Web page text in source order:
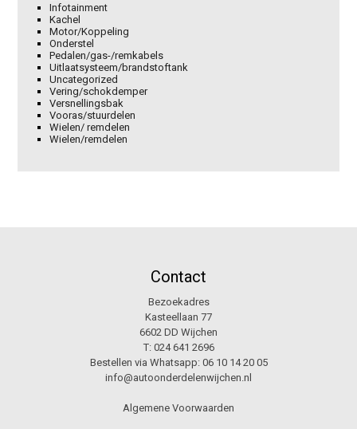
Infotainment
Kachel
Motor/Koppeling
Onderstel
Pedalen/gas-/remkabels
Uitlaatsysteem/brandstoftank
Uncategorized
Vering/schokdemper
Versnellingsbak
Vooras/stuurdelen
Wielen/ remdelen
Wielen/remdelen
Contact
Bezoekadres
Kasteellaan 77
6602 DD Wijchen
T: 024 641 2696
Bestellen via Whatsapp: 06 10 14 20 05
info@autoonderdelenwijchen.nl
Algemene Voorwaarden